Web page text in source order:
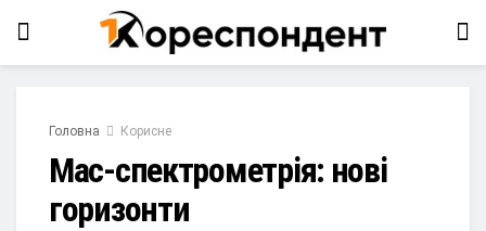
Головна Корисне
Мас-спектрометрія: нові
горизонти